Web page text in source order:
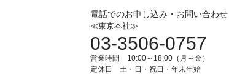
電話でのお申し込み・お問い合わせ
≪東京本社≫
03-3506-0757
営業時間 10:00～18:00（月～金）
定休日 土・日・祝日・年末年始